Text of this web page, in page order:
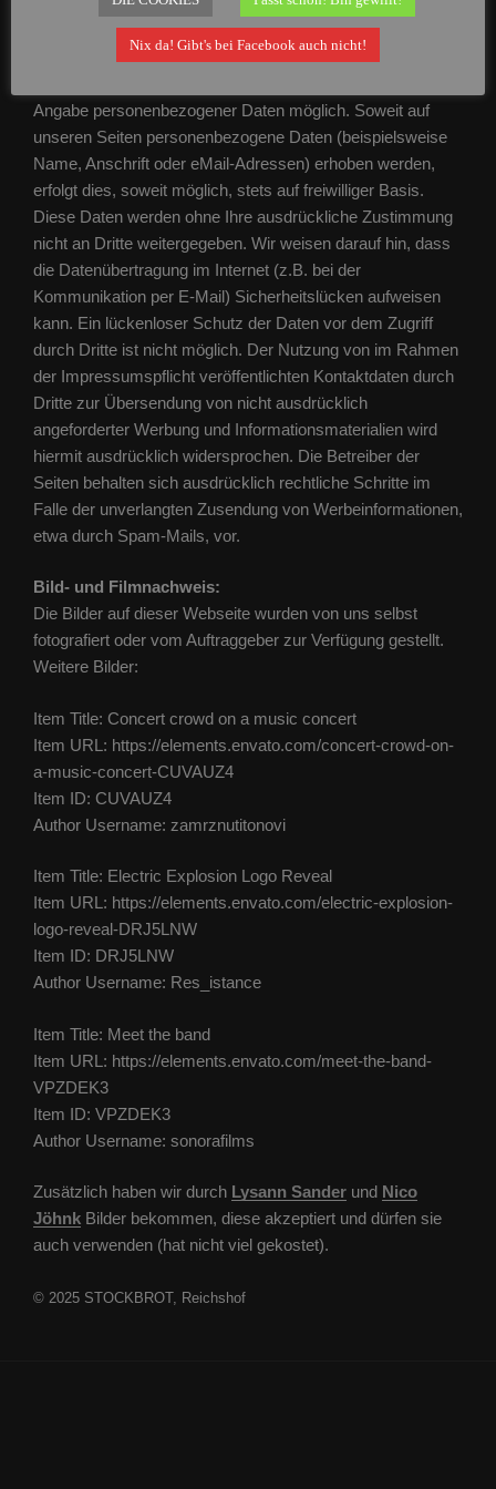
Datenschutz
Angabe personenbezogener Daten möglich. Soweit auf
unseren Seiten personenbezogene Daten (beispielsweise
Name, Anschrift oder eMail-Adressen) erhoben werden,
erfolgt dies, soweit möglich, stets auf freiwilliger Basis.
Diese Daten werden ohne Ihre ausdrückliche Zustimmung
nicht an Dritte weitergegeben. Wir weisen darauf hin, dass
die Datenübertragung im Internet (z.B. bei der
Kommunikation per E-Mail) Sicherheitslücken aufweisen
kann. Ein lückenloser Schutz der Daten vor dem Zugriff
durch Dritte ist nicht möglich. Der Nutzung von im Rahmen
der Impressumspflicht veröffentlichten Kontaktdaten durch
Dritte zur Übersendung von nicht ausdrücklich
angeforderter Werbung und Informationsmaterialien wird
hiermit ausdrücklich widersprochen. Die Betreiber der
Seiten behalten sich ausdrücklich rechtliche Schritte im
Falle der unverlangten Zusendung von Werbeinformationen,
etwa durch Spam-Mails, vor.
Bild- und Filmnachweis:
Die Bilder auf dieser Webseite wurden von uns selbst
fotografiert oder vom Auftraggeber zur Verfügung gestellt.
Weitere Bilder:
Item Title: Concert crowd on a music concert
Item URL: https://elements.envato.com/concert-crowd-on-
a-music-concert-CUVAUZ4
Item ID: CUVAUZ4
Author Username: zamrznutitonovi
Item Title: Electric Explosion Logo Reveal
Item URL: https://elements.envato.com/electric-explosion-
logo-reveal-DRJ5LNW
Item ID: DRJ5LNW
Author Username: Res_istance
Item Title: Meet the band
Item URL: https://elements.envato.com/meet-the-band-
VPZDEK3
Item ID: VPZDEK3
Author Username: sonorafilms
Zusätzlich haben wir durch Lysann Sander und Nico
Jöhnk Bilder bekommen, diese akzeptiert und dürfen sie
auch verwenden (hat nicht viel gekostet).
© 2025 STOCKBROT, Reichshof
Nix da! Gibt's bei Facebook auch nicht!